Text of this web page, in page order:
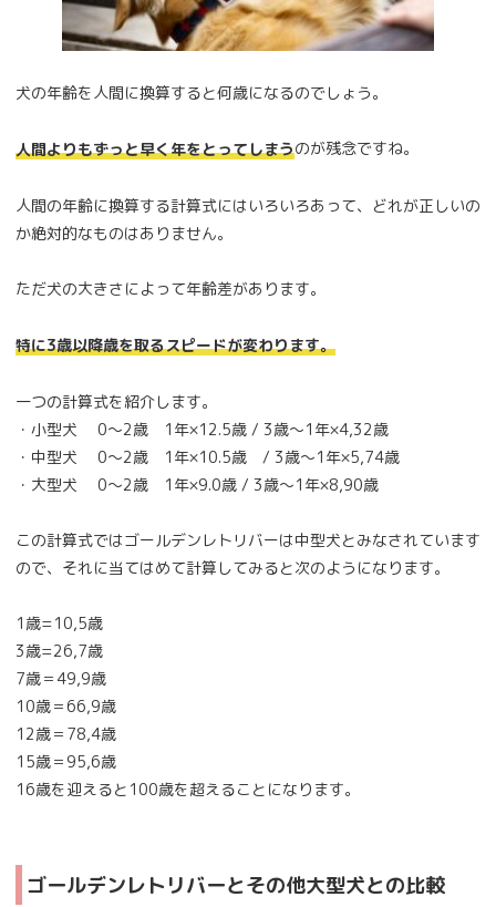
犬の年齢を人間に換算すると何歳になるのでしょう。
人間よりもずっと早く年をとってしまうのが残念ですね。
人間の年齢に換算する計算式にはいろいろあって、どれが正しいの
か絶対的なものはありません。
ただ犬の大きさによって年齢差があります。
特に3歳以降歳を取るスピードが変わります。
一つの計算式を紹介します。
・小型犬 0～2歳 1年×12.5歳 / 3歳～1年×4,32歳
・中型犬 0～2歳 1年×10.5歳 / 3歳～1年×5,74歳
・大型犬 0～2歳 1年×9.0歳 / 3歳～1年×8,90歳
この計算式ではゴールデンレトリバーは中型犬とみなされています
ので、それに当てはめて計算してみると次のようになります。
1歳=10,5歳
3歳=26,7歳
7歳＝49,9歳
10歳＝66,9歳
12歳＝78,4歳
15歳＝95,6歳
16歳を迎えると100歳を超えることになります。
ゴールデンレトリバーとその他大型犬との比較